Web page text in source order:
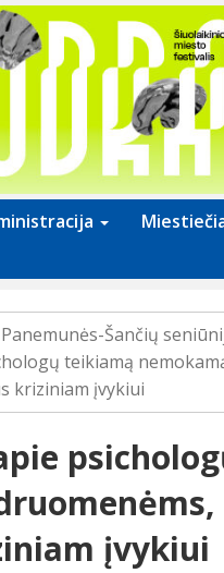
Panemunės-Šančių
teikiamą
kriziniam įvykiui
įvykiui